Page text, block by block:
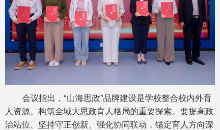
会议指出，“山海思政”品牌建设是学校整合校内外育
人资源、构筑全域大思政育人格局的重要探索。要提高政
治站位、坚持守正创新、强化协同联动，锚定育人方向深